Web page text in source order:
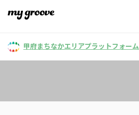
甲府まちなかエリアプラットフォーム